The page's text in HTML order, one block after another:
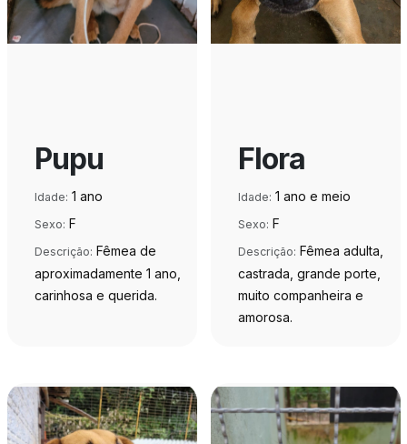
Pupu
Idade: 1 ano
Sexo: F
Descrição: Fêmea de
aproximadamente 1 ano,
carinhosa e querida.
Flora
Idade: 1 ano e meio
Sexo: F
Descrição: Fêmea adulta,
castrada, grande porte,
muito companheira e
amorosa.